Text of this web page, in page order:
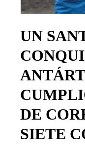
UN
DE
SIETE